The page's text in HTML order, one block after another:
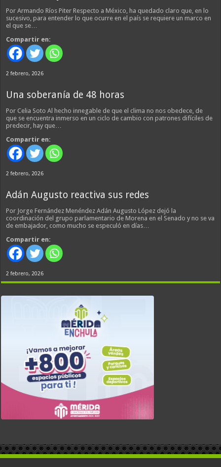
Por Armando Ríos Piter Respecto a México, ha quedado claro que, en lo
sucesivo, para entender lo que ocurre en el país se requiere un marco en
el que se…
Compartir en:
2 febrero, 2026
Una soberanía de 48 horas
Por Celia Soto Al hecho innegable de que el clima no nos obedece, de
que se encuentra inmerso en un ciclo de cambio con patrones difíciles de
predecir, hay que…
Compartir en:
2 febrero, 2026
Adán Augusto reactiva sus redes
Por Jorge Fernández Menéndez Adán Augusto López dejó la
coordinación del grupo parlamentario de Morena en el Senado y no se va
de embajador, como mucho se especuló en días…
Compartir en:
2 febrero, 2026